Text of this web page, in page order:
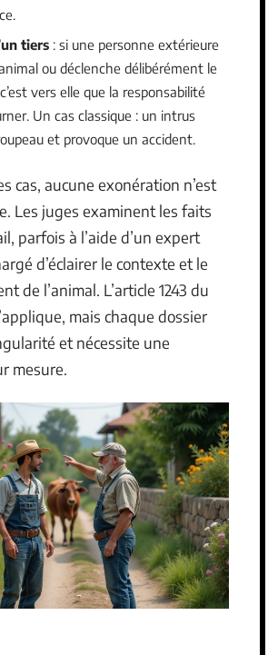
tiers : si une personne extérieure
ou déclenche délibérément le
vers elle que la responsabilité
Un cas classique : un intrus
et provoque un accident.
cas, aucune exonération n’est
Les juges examinent les faits
parfois à l’aide d’un expert
d’éclairer le contexte et le
de l’animal. L’article 1243 du
mais chaque dossier
et nécessite une
mesure.